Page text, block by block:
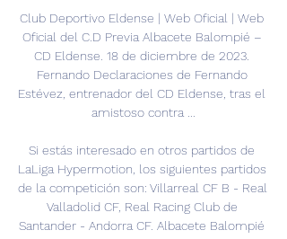
Club Deportivo Eldense | Web Oficial | Web
Oficial del C.D Previa Albacete Balompié –
CD Eldense. 18 de diciembre de 2023.
Fernando Declaraciones de Fernando
Estévez, entrenador del CD Eldense, tras el
amistoso contra ...
Si estás interesado en otros partidos de
LaLiga Hypermotion, los siguientes partidos
de la competición son: Villarreal CF B - Real
Valladolid CF, Real Racing Club de
Santander - Andorra CF. Albacete Balompié